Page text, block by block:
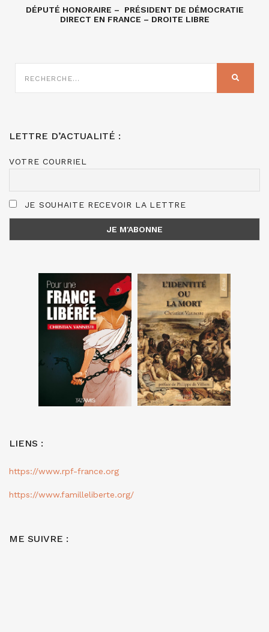
DÉPUTÉ HONORAIRE – PRÉSIDENT DE DÉMOCRATIE
DIRECT EN FRANCE – DROITE LIBRE
SUR
LETTRE D’ACTUALITÉ :
VOTRE COURRIEL
JE SOUHAITE RECEVOIR LA LETTRE
LIENS :
https://www.rpf-france.org
https://www.familleliberte.org/
ME SUIVRE :